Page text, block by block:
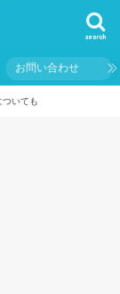
search
お問い合わせ
いても